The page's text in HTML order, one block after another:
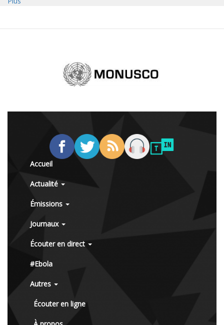
Accueil
Actualité
Émissions
Journaux
Écouter en direct
#Ebola
Autres
Écouter en ligne